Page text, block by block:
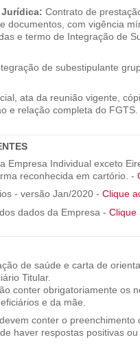
Jurídica: Contrato de
documentos, com vigência
e termo de Integração de
de subestipulante
ata da reunião vigente,
e relação completa do FGTS.
Empresa Individual exceto
reconhecida em cartório. -
- versão Jan/2020 - Clique
dados da Empresa - Clique
de saúde e carta de
Titular.
conter obrigatoriamente os
e da mãe.
conter o preenchimento
haver respostas positivas ou